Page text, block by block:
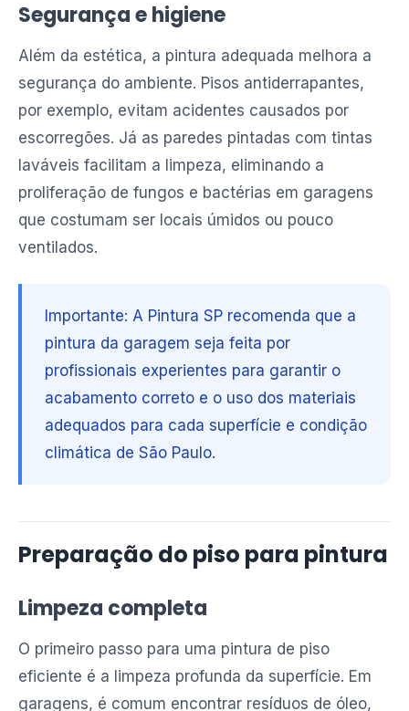
Segurança e higiene
Além da estética, a pintura adequada melhora a
segurança do ambiente. Pisos antiderrapantes,
por exemplo, evitam acidentes causados por
escorregões. Já as paredes pintadas com tintas
laváveis facilitam a limpeza, eliminando a
proliferação de fungos e bactérias em garagens
que costumam ser locais úmidos ou pouco
ventilados.
Importante: A Pintura SP recomenda que a
pintura da garagem seja feita por
profissionais experientes para garantir o
acabamento correto e o uso dos materiais
adequados para cada superfície e condição
climática de São Paulo.
Preparação do piso para pintura
Limpeza completa
O primeiro passo para uma pintura de piso
eficiente é a limpeza profunda da superfície. Em
garagens, é comum encontrar resíduos de óleo,